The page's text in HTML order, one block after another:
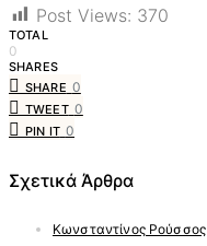
Post Views: 370
TOTAL
0
SHARES
SHARE 0
TWEET 0
PIN IT 0
Σχετικά Άρθρα
Κωνσταντίνος Ρούσσος